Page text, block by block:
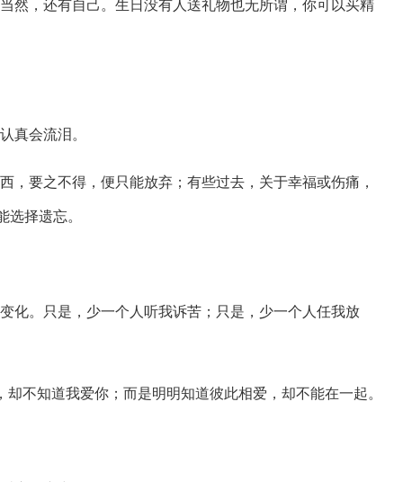
然，还有自己。生日没有人送礼物也无所谓，你可以买精
真会流泪。
，要之不得，便只能放弃；有些过去，关于幸福或伤痛，
择遗忘。
化。只是，少一个人听我诉苦；只是，少一个人任我放
不知道我爱你；而是明明知道彼此相爱，却不能在一起。